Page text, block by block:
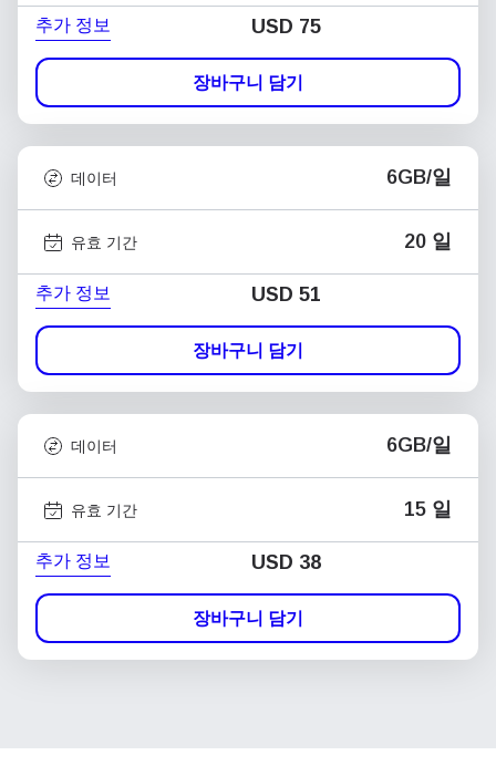
추가 정보 USD 75
장바구니 담기
데이터 6GB/일
유효 기간 20 일
추가 정보 USD 51
장바구니 담기
데이터 6GB/일
유효 기간 15 일
추가 정보 USD 38
장바구니 담기